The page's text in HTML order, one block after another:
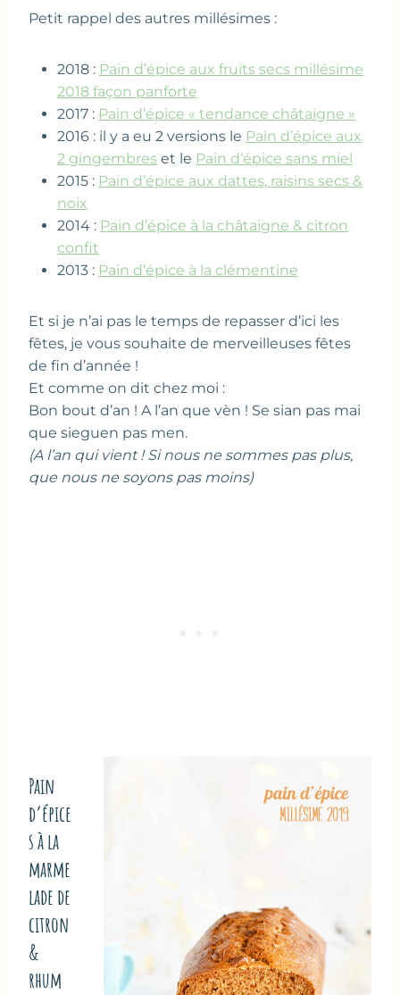
Petit rappel des autres millésimes :
2018 : Pain d’épice aux fruits secs millésime
2018 façon panforte
2017 : Pain d’épice « tendance châtaigne »
2016 : il y a eu 2 versions le Pain d’épice aux
2 gingembres et le Pain d’épice sans miel
2015 : Pain d’épice aux dattes, raisins secs &
noix
2014 : Pain d’épice à la châtaigne & citron
confit
2013 : Pain d’épice à la clémentine
Et si je n’ai pas le temps de repasser d’ici les
fêtes, je vous souhaite de merveilleuses fêtes
de fin d’année !
Et comme on dit chez moi :
Bon bout d’an ! A l’an que vèn ! Se sian pas mai
que sieguen pas men.
(A l’an qui vient ! Si nous ne sommes pas plus,
que nous ne soyons pas moins)
Pain
d’épice
s à la
marme
lade de
citron
&
rhum